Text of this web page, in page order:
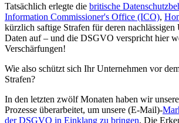
Tatsächlich erlegte die britische
Information Commissioner's Office (ICO),
kürzlich saftige Strafen für deren
Daten auf – und die DSGVO verspricht hier
Verschärfungen!
Wie also schützt sich Ihr Unternehmen vor
Strafen?
In den letzten zwölf Monaten haben wir
Prozesse überarbeitet, um unsere (E-Mail)-
der DSGVO in Einklang zu bringen. Die